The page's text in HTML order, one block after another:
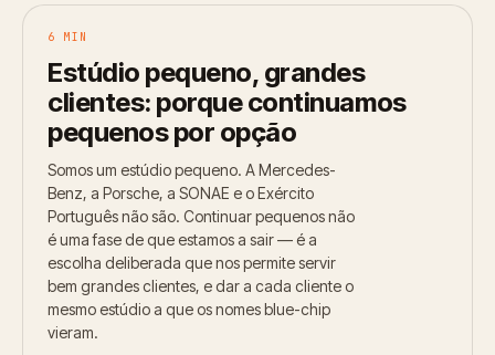
6 MIN
Estúdio pequeno, grandes
clientes: porque continuamos
pequenos por opção
Somos um estúdio pequeno. A Mercedes-
Benz, a Porsche, a SONAE e o Exército
Português não são. Continuar pequenos não
é uma fase de que estamos a sair — é a
escolha deliberada que nos permite servir
bem grandes clientes, e dar a cada cliente o
mesmo estúdio a que os nomes blue-chip
vieram.